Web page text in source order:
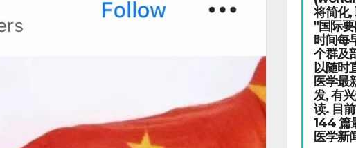
将简化,
"国际
时间每
个群及
以随时
医学最
发, 有
读. 目
144 篇
医学新